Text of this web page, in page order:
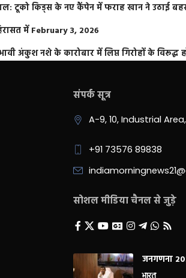
टूको किड्स के नए कैंपेन में फराह खान ने उठाई
में February 3, 2026
अंकुश नशे के कारोबार में लिप्त गिरोहों के
संपर्क सूत्र
A-9, 10, Industrial
+91 73576 89838
सोशल मीडिया चैनल से जुड़े
जनगणना